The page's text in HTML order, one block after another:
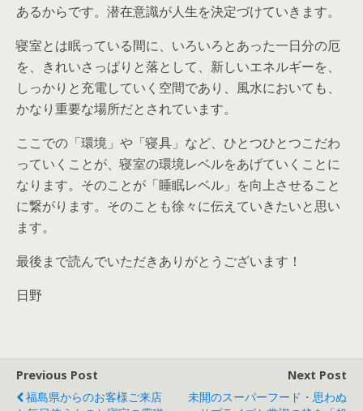
あるからです。潜在意識が人生を決定づけていきます。
寝室とは眠っている間に、いろいろとあった一日分の厄
を、きれいさっぱりと落として、新しいエネルギーを、
しっかりと充電していく空間であり、風水においても、
かなり重要な場所だとされています。
ここでの「環境」や「寝具」など、ひとつひとつこだわ
っていくことが、寝室の環境レベルをあげていくことに
なります。そのことが「睡眠レベル」を向上させること
に繋がります。そのことも徐々に伝えていきたいと思い
ます。
最後まで読んでいただきありがとうございます！
日野
Previous Post
福島県からのお客様ご来店
Next Post
未開のスーパーフード・思わぬ